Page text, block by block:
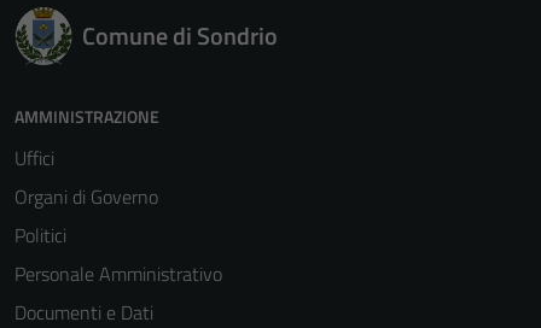
Comune di Sondrio
AMMINISTRAZIONE
Uffici
Organi di Governo
Politici
Personale Amministrativo
Documenti e Dati